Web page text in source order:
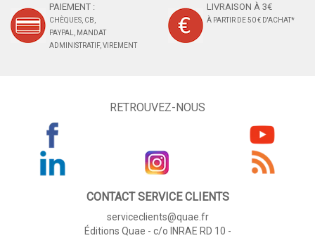
PAIEMENT :
CHÈQUES, CB,
PAYPAL, MANDAT
ADMINISTRATIF, VIREMENT
LIVRAISON À 3€
À PARTIR DE 50 € D'ACHAT*
RETROUVEZ-NOUS
CONTACT SERVICE CLIENTS
serviceclients@quae.fr
Éditions Quae - c/o INRAE RD 10 -